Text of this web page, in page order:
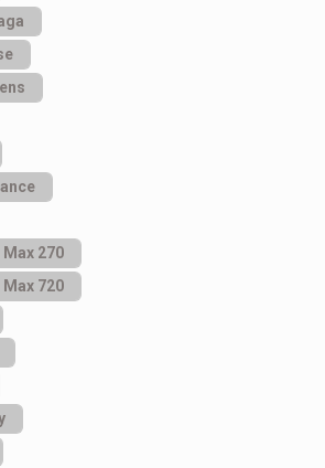
Max 270
Max 720